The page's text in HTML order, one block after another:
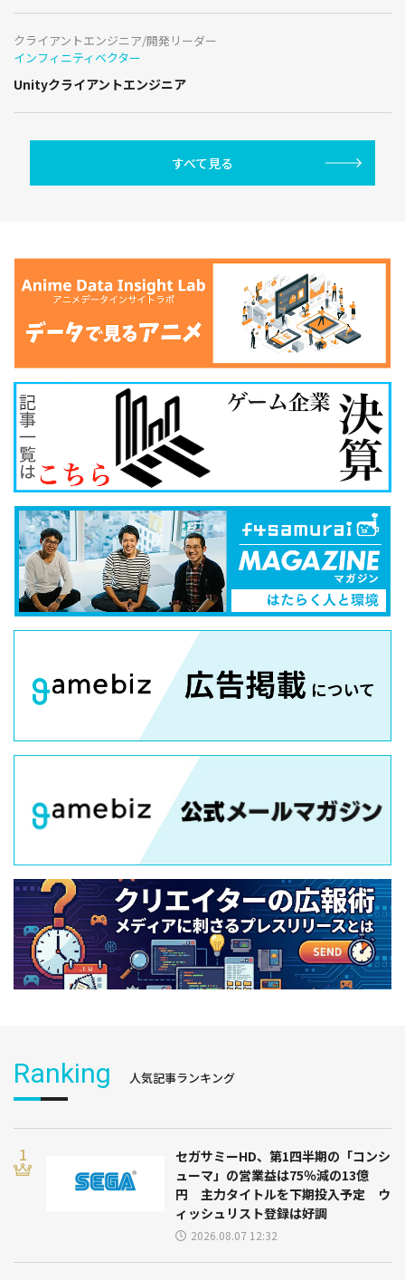
クライアントエンジニア/開発リーダー
インフィニティベクター
Unityクライアントエンジニア
すべて見る
Ranking 人気記事ランキング
セガサミーHD、第1四半期の「コンシ
ューマ」の営業益は75％減の13億
円 主力タイトルを下期投入予定 ウ
ィッシュリスト登録は好調
2026.08.07 12:32